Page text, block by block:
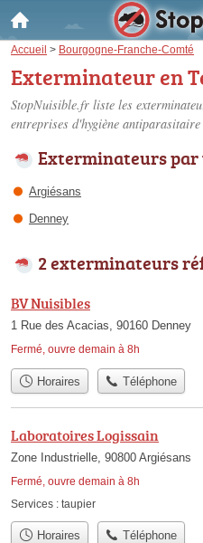
Accueil > Bourgogne-Franche-Comté
Exterminateur en
StopNuisible.fr liste les
entreprises d'hygiène antiparasitaire
Exterminateurs
Argiésans
Denney
2 exterminateurs
BV Nuisibles
1 Rue des Acacias, 90160 Denney
Fermé, ouvre demain à 8h
Horaires Téléphone
Laboratoires Logissain
Zone Industrielle, 90800 Argiésans
Fermé, ouvre demain à 8h
Services : taupier
Horaires Téléphone